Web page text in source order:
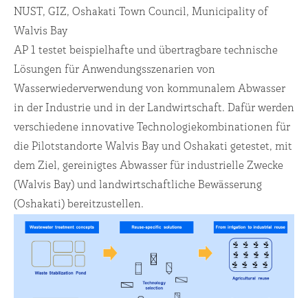
NUST, GIZ, Oshakati Town Council, Municipality of
Walvis Bay
AP 1 testet beispielhafte und übertragbare technische
Lösungen für Anwendungsszenarien von
Wasserwiederverwendung von kommunalem Abwasser
in der Industrie und in der Landwirtschaft. Dafür werden
verschiedene innovative Technologiekombinationen für
die Pilotstandorte Walvis Bay und Oshakati getestet, mit
dem Ziel, gereinigtes Abwasser für industrielle Zwecke
(Walvis Bay) und landwirtschaftliche Bewässerung
(Oshakati) bereitzustellen.